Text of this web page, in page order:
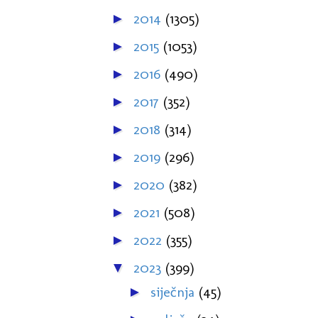
► 2014 (1305)
► 2015 (1053)
► 2016 (490)
► 2017 (352)
► 2018 (314)
► 2019 (296)
► 2020 (382)
► 2021 (508)
► 2022 (355)
▼ 2023 (399)
► siječnja (45)